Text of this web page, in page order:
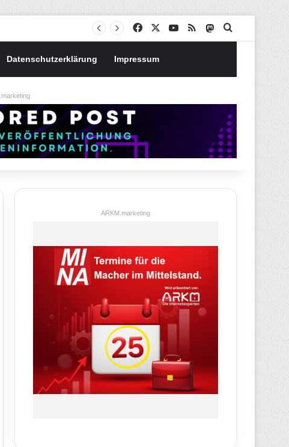
Facebook YouTube
RSS MastodonSuchen nach
Datenschutzerklärung Impressum
ARKM.marketing